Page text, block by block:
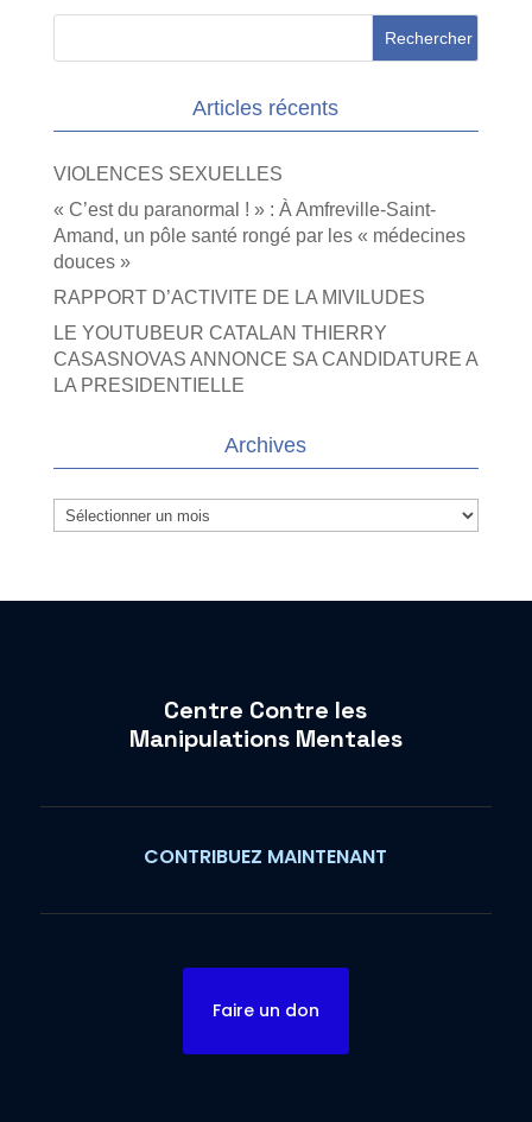
Articles récents
VIOLENCES SEXUELLES
« C’est du paranormal ! » : À Amfreville-Saint-
Amand, un pôle santé rongé par les « médecines
douces »
RAPPORT D’ACTIVITE DE LA MIVILUDES
LE YOUTUBEUR CATALAN THIERRY
CASASNOVAS ANNONCE SA CANDIDATURE A
LA PRESIDENTIELLE
Archives
Archives
Centre Contre les
Manipulations Mentales
CONTRIBUEZ MAINTENANT
Faire un don